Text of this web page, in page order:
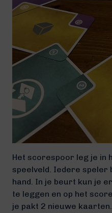
Het scorespoor leg je in
speelveld. Iedere speler
hand. In je beurt kun je
te leggen en op het
je pakt 2 nieuwe